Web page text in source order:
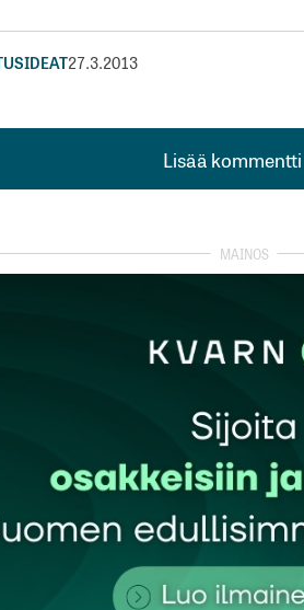
27.3.2013
Lisää kommentti
Lisää kommentti